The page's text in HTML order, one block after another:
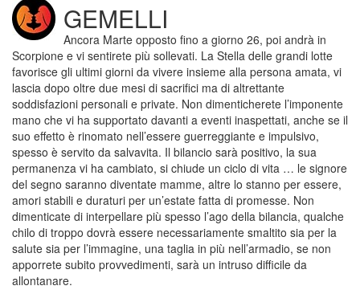
GEMELLI
Ancora Marte opposto fino a giorno 26, poi andrà in
Scorpione e vi sentirete più sollevati. La Stella delle grandi lotte
favorisce gli ultimi giorni da vivere insieme alla persona amata, vi
lascia dopo oltre due mesi di sacrifici ma di altrettante
soddisfazioni personali e private. Non dimenticherete l’imponente
mano che vi ha supportato davanti a eventi inaspettati, anche se il
suo effetto è rinomato nell’essere guerreggiante e impulsivo,
spesso è servito da salvavita. Il bilancio sarà positivo, la sua
permanenza vi ha cambiato, si chiude un ciclo di vita … le signore
del segno saranno diventate mamme, altre lo stanno per essere,
amori stabili e duraturi per un’estate fatta di promesse. Non
dimenticate di interpellare più spesso l’ago della bilancia, qualche
chilo di troppo dovrà essere necessariamente smaltito sia per la
salute sia per l’immagine, una taglia in più nell’armadio, se non
apporrete subito provvedimenti, sarà un intruso difficile da
allontanare.